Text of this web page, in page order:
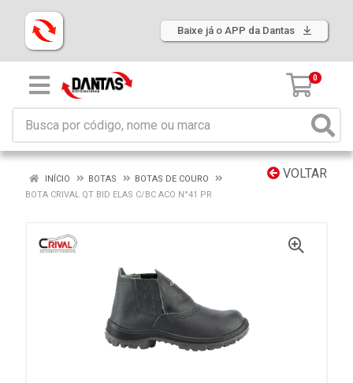
Baixe já o APP da Dantas
0
VOLTAR
INÍCIO BOTAS
BOTAS DE COURO
BOTA CRIVAL QT BID ELAS C/BC ACO N°41 PR